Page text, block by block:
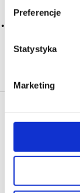
Preferencje
Statystyka
Marketing
wina zacierają
harmonii;